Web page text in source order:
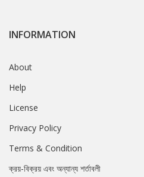
INFORMATION
About
Help
License
Privacy Policy
Terms & Condition
ক্রয়-বিক্রয় এবং অন্যান্য শর্তাবলী